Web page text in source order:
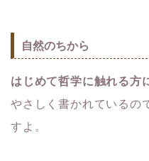
自然のちから
はじめて哲学に触れる方
やさしく書かれているの
すよ。